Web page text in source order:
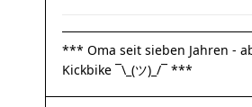
*** Oma seit sieben Jahren -
Kickbike ¯\_(ツ)_/¯ ***